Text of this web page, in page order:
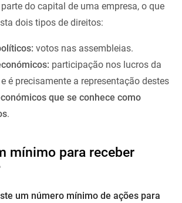
do capital de uma empresa, o que
dois tipos de direitos:
votos nas assembleias.
participação nos lucros da
é precisamente a representação destes
que se conhece como
.
mínimo para receber
um número mínimo de ações para